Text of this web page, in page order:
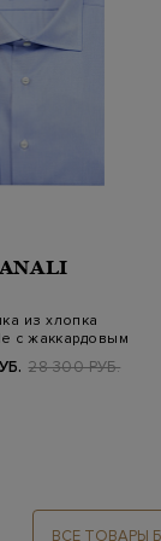
из хлопка
с жаккардовым
28 300 РУБ.
ВСЕ ТОВАРЫ